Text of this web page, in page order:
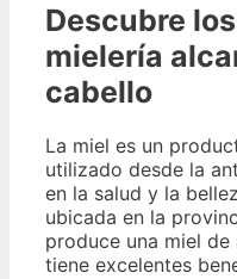
Descubre
mielería
cabello
La miel es un
utilizado desde la
en la salud y la
ubicada en la
produce una miel
tiene excelentes